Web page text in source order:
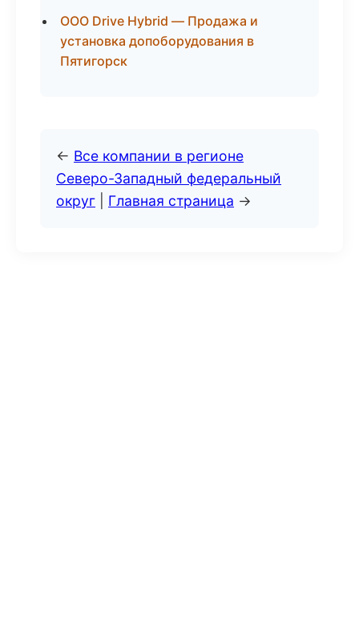
ООО Drive Hybrid — Продажа и
установка допоборудования в
Пятигорск
← Все компании в регионе
Северо-Западный федеральный
округ
Главная страница →